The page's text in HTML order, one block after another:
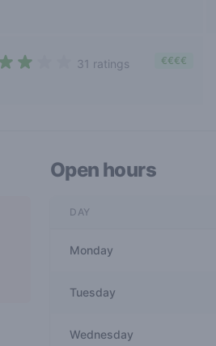
31 ratings €€€€
Open hours
DAY
Monday
Tuesday
Wednesday